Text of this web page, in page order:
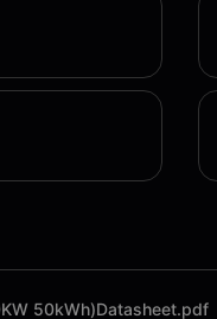
50kWh)Datasheet.pdf